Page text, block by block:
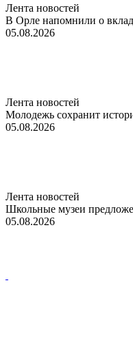
Лента новостей
В Орле напомнили о
05.08.2026
Лента новостей
Молодежь сохранит
05.08.2026
Лента новостей
Школьные музеи
05.08.2026